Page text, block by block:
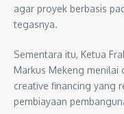
agar proyek berbasis
tegasnya.
Sementara itu, Ketua
Markus Mekeng menilai
creative financing yang
pembiayaan